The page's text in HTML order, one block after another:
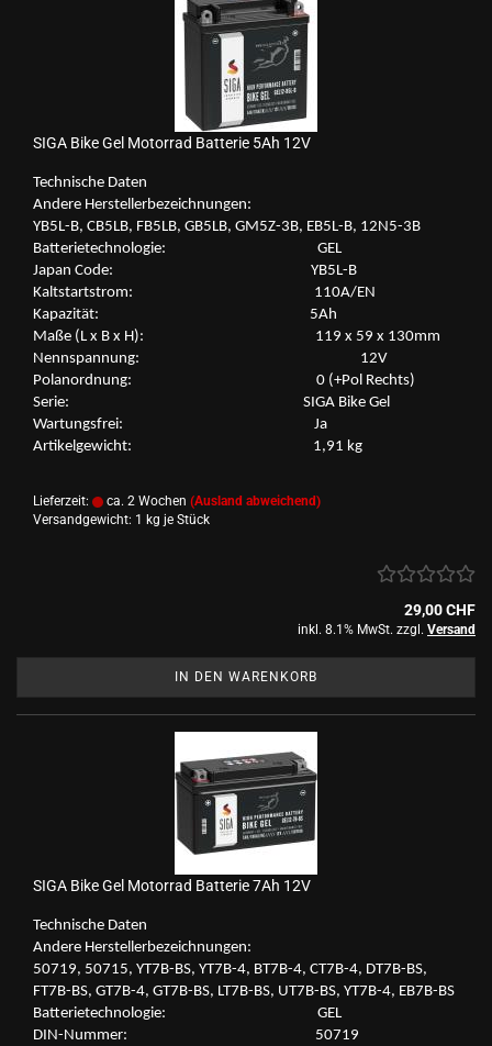
SIGA Bike Gel Mo­tor­rad Bat­te­rie 5Ah 12V
Tech­ni­sche Daten
An­de­re Her­stel­ler­be­zeich­nun­gen:
YB5L-​B, CB5LB, FB5LB, GB5LB, GM5Z-​3B, EB5L-​B, 12N5-​3B
Bat­te­rie­tech­no­lo­gie: GEL
Japan Code: YB5L-​B
Kalt­start­strom: 110A/EN
Ka­pa­zi­tät: 5Ah
Maße (L x B x H): 119 x 59 x 130mm
Nenn­span­nung: 12V
Po­l­an­ord­nung: 0 (+Pol Rechts)
Serie: SIGA Bike Gel
War­tungs­frei: Ja
Ar­ti­kel­ge­wicht: 1,91 kg
Lieferzeit: ca. 2 Wochen (Ausland abweichend)
Versandgewicht: 1 kg je Stück
29,00 CHF
inkl. 8.1% MwSt. zzgl. Versand
IN DEN WARENKORB
SIGA Bike Gel Mo­tor­rad Bat­te­rie 7Ah 12V
Tech­ni­sche Daten
An­de­re Her­stel­ler­be­zeich­nun­gen:
50719, 50715, YT7B-​BS, YT7B-​4, BT7B-​4, CT7B-​4, DT7B-​BS,
FT7B-​BS, GT7B-​4, GT7B-​BS, LT7B-​BS, UT7B-​BS, YT7B-​4, EB7B-​BS
Bat­te­rie­tech­no­lo­gie: GEL
DIN-​Nummer: 50719